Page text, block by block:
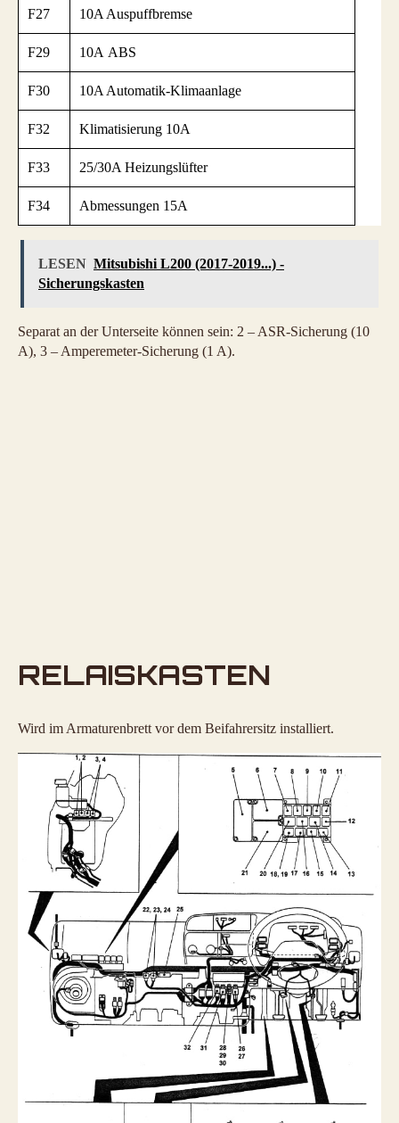
F27 10A Auspuffbremse
F29 10А ABS
F30 10A Automatik-Klimaanlage
F32 Klimatisierung 10A
F33 25/30A Heizungslüfter
F34 Abmessungen 15A
LESEN Mitsubishi L200 (2017-2019...) -
Sicherungskasten
Separat an der Unterseite können sein: 2 – ASR-Sicherung (10
A), 3 – Amperemeter-Sicherung (1 A).
RELAISKASTEN
Wird im Armaturenbrett vor dem Beifahrersitz installiert.